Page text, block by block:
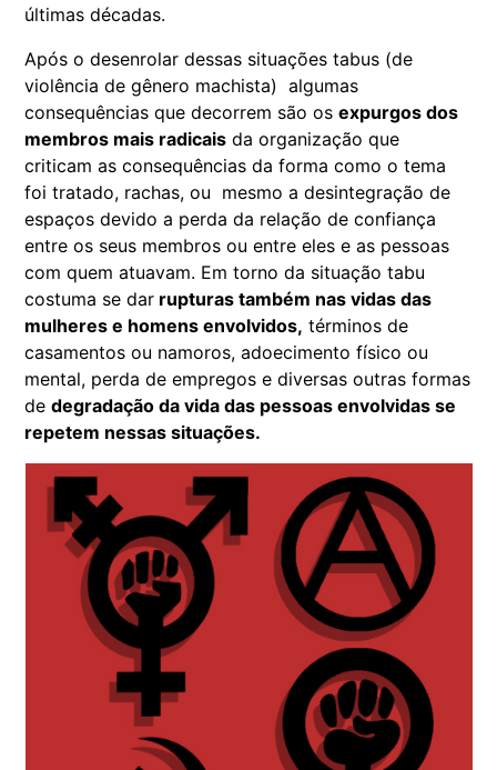
últimas décadas.
Após o desenrolar dessas situações tabus (de
violência de gênero machista) algumas
consequências que decorrem são osexpurgos dos
membros mais radicais da organização que
criticam as consequências da forma como o tema
foi tratado, rachas, ou mesmo a desintegração de
espaços devido a perda da relação de confiança
entre os seus membros ou entre eles e as pessoas
com quem atuavam. Em torno da situação tabu
costuma se dar rupturas também nas vidas das
mulheres e homens envolvidos, términos de
casamentos ou namoros, adoecimento físico ou
mental, perda de empregos e diversas outras formas
dedegradação da vida das pessoas envolvidas se
repetem nessas situações.